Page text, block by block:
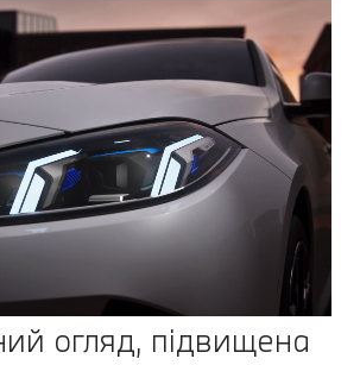
огляд, підвищена